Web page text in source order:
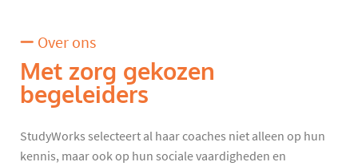
Over ons
Met zorg gekozen
begeleiders
StudyWorks selecteert al haar coaches niet alleen op hun
kennis, maar ook op hun sociale vaardigheden en